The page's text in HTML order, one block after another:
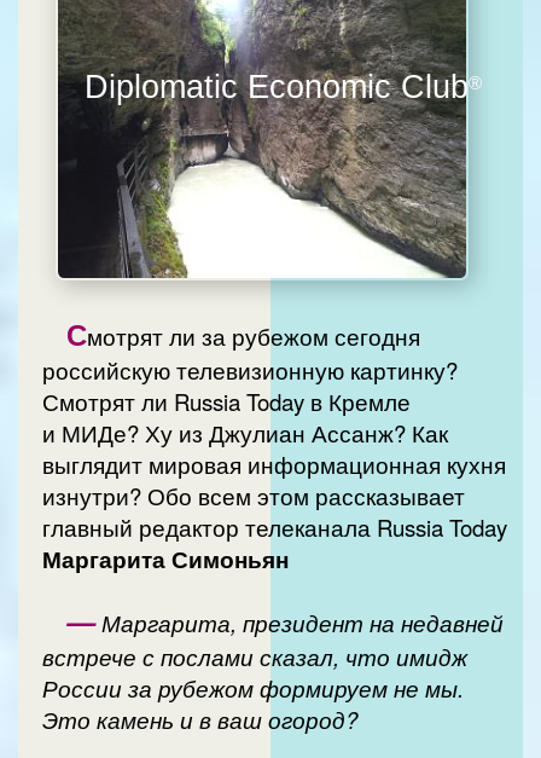
Diplomatic Economic Club®
Смотрят ли за рубежом сегодня
российскую телевизионную картинку?
Смотрят ли Russia Today в Кремле
и МИДе? Ху из Джулиан Ассанж? Как
выглядит мировая информационная кухня
изнутри? Обо всем этом рассказывает
главный редактор телеканала Russia Today
Маргарита Симоньян
—Маргарита, президент на недавней
встрече с послами сказал, что имидж
России за рубежом формируем не мы.
Это камень и в ваш огород?